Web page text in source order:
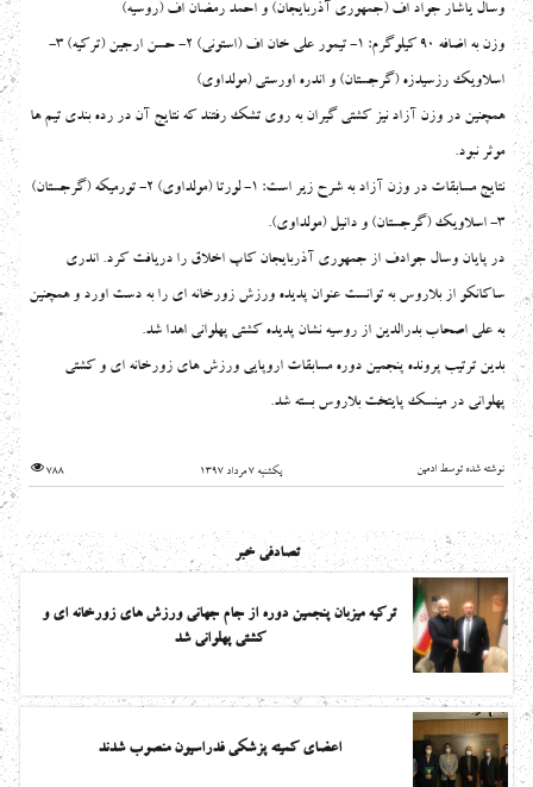
وسال یاشار جواد اف (جمهوری آذربایجان) و احمد رمضان اف (روسیه)
وزن به اضافه 90 کیلوگرم: 1- تیمور علی خان اف (استونی) 2- حسن ارجین (ترکیه) 3-
اسلاویک رزسیدزه (گرجستان) و اندره اورستی (مولداوی)
همچنین در وزن آزاد نیز کشتی گیران به روی تشک رفتند که نتایج آن در رده بندی تیم ها
موثر نبود.
نتایج مسابقات در وزن آزاد به شرح زیر است: 1- لورتا (مولداوی) 2- تورمیکه (گرجستان)
3- اسلاویک (گرجستان) و دانیل (مولداوی).
در پایان وسال جوادف از جمهوری آذربایجان کاپ اخلاق را دریافت کرد. اندری
ساکانکو از بلاروس به توانست عنوان پدیده ورزش زورخانه ای را به دست اورد و همچنین
به علی اصحاب بدرالدین از روسیه نشان پدیده کشتی پهلوانی اهدا شد.
بدین ترتیب پرونده پنجمین دوره مسابقات اروپایی ورزش های زورخانه ای و کشتی
پهلوانی در مینسک پایتخت بلاروس بسته شد.
نوشته شده توسط ادمین یکشنبه 7 مرداد 1397 788
تصادفی خبر
ترکیه میزبان پنجمین دوره از جام جهانی ورزش های زورخانه ای و
کشتی پهلوانی شد
اعضای کمیته پزشکی فدراسیون منصوب شدند